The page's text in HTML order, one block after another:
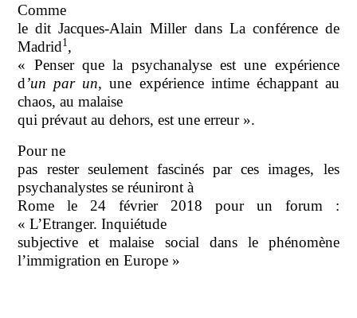
Comme
le dit Jacques-Alain Miller dans La conférence de
Madrid1 ,
« Penser que la psychanalyse est une expérience
d’un par un, une expérience intime échappant au
chaos, au malaise
qui prévaut au dehors, est une erreur ».
Pour ne
pas rester seulement fascinés par ces images, les
psychanalystes se réuniront à
Rome le 24 février 2018 pour un forum :
« L’Etranger. Inquiétude
subjective et malaise social dans le phénomène
l’immigration en Europe »